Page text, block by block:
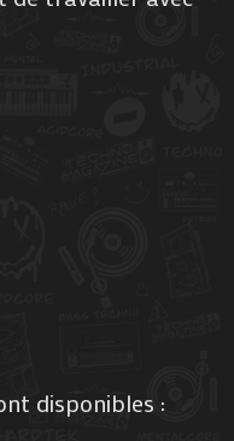
disponibles :